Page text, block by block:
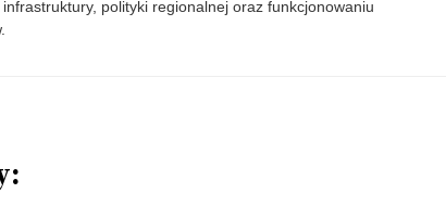
polityki regionalnej oraz funkcjonowaniu